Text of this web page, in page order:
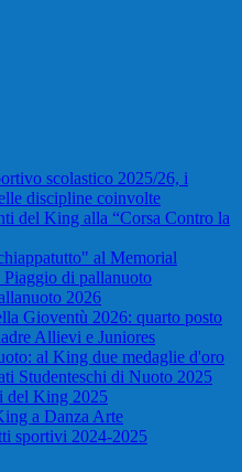
scolastico 2025/26, i
discipline coinvolte
del King alla “Corsa Contro la
al Memorial
Piaggio di pallanuoto
2026
Gioventù 2026: quarto posto
Allievi e Juniores
al King due medaglie d'oro
Studenteschi di Nuoto 2025
del King 2025
a Danza Arte
sportivi 2024-2025